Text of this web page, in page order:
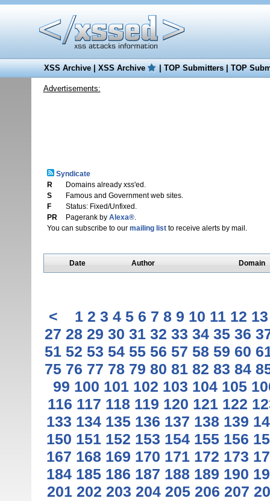
XSS Archive|XSS Archive |TOP Submitters|TOP
Advertisements:
Syndicate
R
Domains already xss'ed.
S
Famous and Government web sites.
F
Status: Fixed/Unfixed.
PR
Pagerank by Alexa®.
You can subscribe to our mailing listto receive alerts by mail.
Date Author Domain
< 1 2 3 4 5 6 7 8 9 10 11 12 13
27 28 29 30 31 32 33 34 35 36
51 52 53 54 55 56 57 58 59 60
75 76 77 78 79 80 81 82 83 84
99 100 101 102 103 104 105
116 117 118 119 120 121 122
133 134 135 136 137 138 139
150 151 152 153 154 155 156
167 168 169 170 171 172 173
184 185 186 187 188 189 190
201 202 203 204 205 206 207